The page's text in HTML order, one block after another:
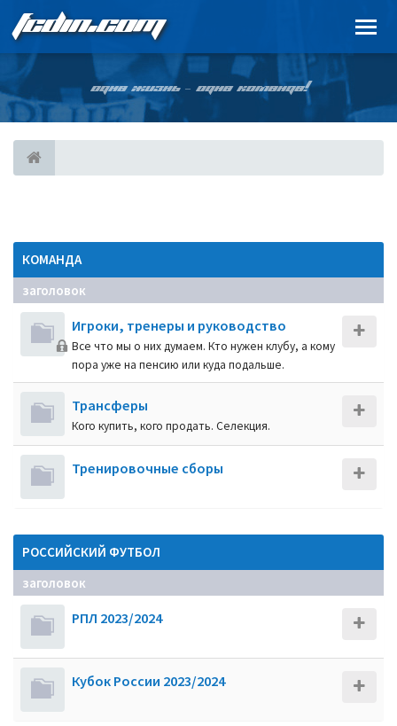
FCDIN.COM
ОДНА ЖИЗНЬ – ОДНА КОМАНДА!
КОМАНДА
заголовок
Игроки, тренеры и руководство
Все что мы о них думаем. Кто нужен клубу, а кому
пора уже на пенсию или куда подальше.
Трансферы
Кого купить, кого продать. Селекция.
Тренировочные сборы
РОССИЙСКИЙ ФУТБОЛ
заголовок
РПЛ 2023/2024
Кубок России 2023/2024